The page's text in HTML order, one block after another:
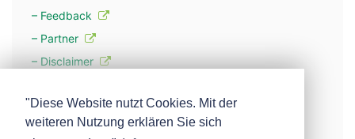
– Feedback
– Partner
– Disclaimer
– Werbung
"Diese Website nutzt Cookies. Mit der
weiteren Nutzung erklären Sie sich